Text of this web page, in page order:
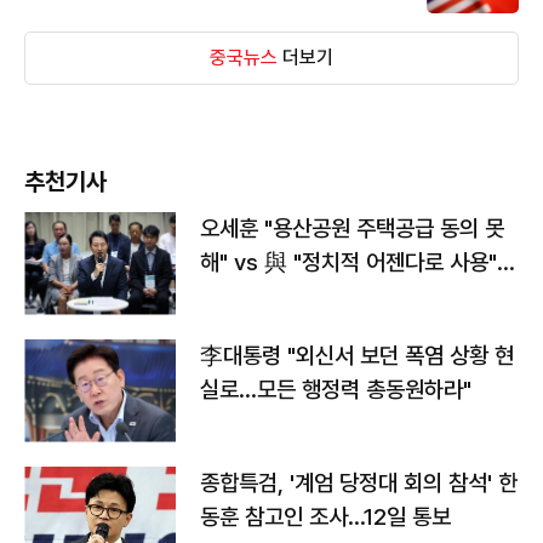
중국뉴스 더보기
추천기사
오세훈 "용산공원 주택공급 동의 못
해" vs 與 "정치적 어젠다로 사용"
李대통령 "외신서 보던 폭염 상황 현
실로…모든 행정력 총동원하라"
종합특검, '계엄 당정대 회의 참석' 한
동훈 참고인 조사...12일 통보